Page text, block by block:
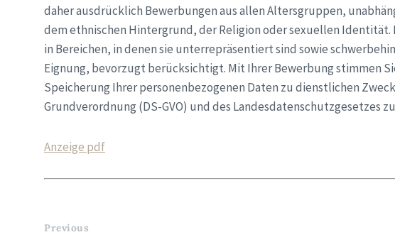
daher ausdrücklich Bewerbungen aus allen Altersgruppen,
dem ethnischen Hintergrund, derReligion oder sexuellen Identität.
in Bereichen, in denen sie unterrepräsentiert sind sowie
Eignung, bevorzugt berücksichtigt. Mit Ihrer Bewerbung stimmen
Speicherung Ihrer personenbezogenen Daten zu dienstlichen
Grundverordnung (DS-GVO) und des Landesdatenschutzgesetzes
Anzeige pdf
Previous